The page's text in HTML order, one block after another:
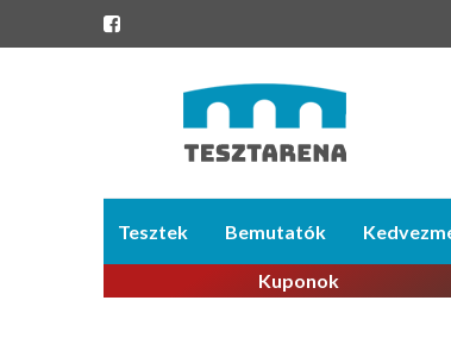
content
Tesztek Bemutatók
Kuponok